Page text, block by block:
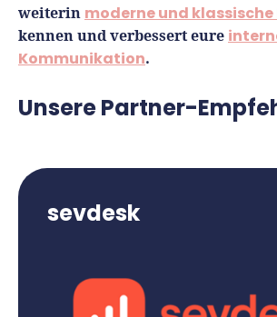
weiterin moderne und
kennen und verbessert eure
Kommunikation.
Unsere Partner-
sevdesk